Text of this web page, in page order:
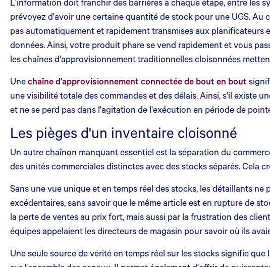
prévoyez d'avoir une certaine quantité de stock pour une UGS. Au
pas automatiquement et rapidement transmises aux
données. Ainsi, votre produit phare se vend rapidement et vous
les chaînes d'approvisionnement traditionnelles cloisonnées
Unechaîne d'approvisionnement connectée de bout en bout
une visibilité totale des commandes et des délais. Ainsi, s'il existe
et ne se perd pas dans l'agitation de l'exécution en période de
Les pièges d'un inventaire cloisonné
Un autre chaînon manquant essentiel est la séparation du
des unités commerciales distinctes avec des stocks séparés. Cela
Sans une vue unique et en temps réel des stocks, les détaillants
excédentaires, sans savoir que le même article est en rupture de
la perte de ventes au prix fort, mais aussi par la frustration des
équipes appelaient les directeurs de magasin pour savoir où ils
Une seule source de vérité en temps réel sur les stocks signifie